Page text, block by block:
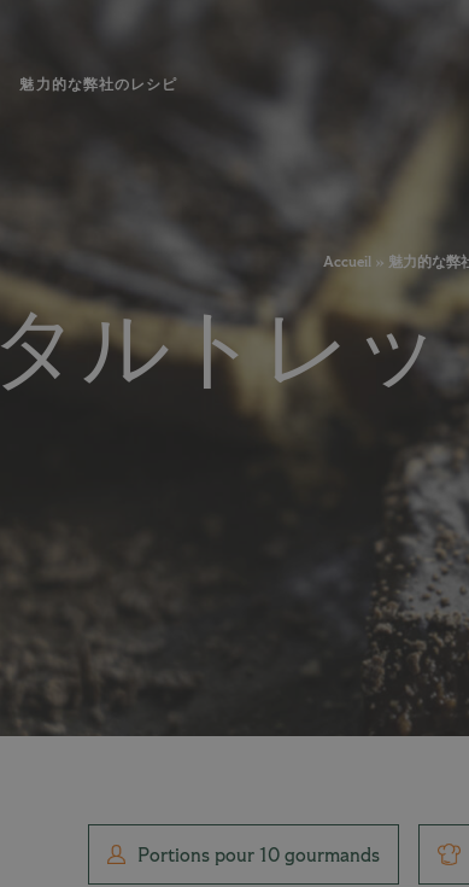
魅力的な弊社のレシピ
Accueil » 魅力的な弊
タルトレ
Portions pour 10 gourmands